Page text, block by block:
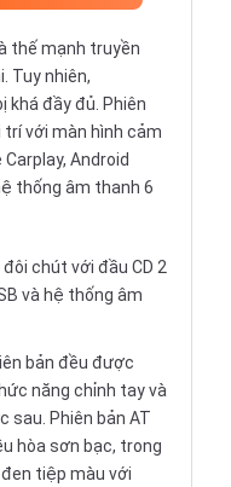
thế mạnh truyền
Tuy nhiên,
khá đầy đủ. Phiên
trí với màn hình cảm
Android
thống âm thanh 6
chút với đầu CD 2
và hệ thống âm
bản đều được
năng chỉnh tay và
sau. Phiên bản AT
hòa sơn bạc, trong
tiệp màu với